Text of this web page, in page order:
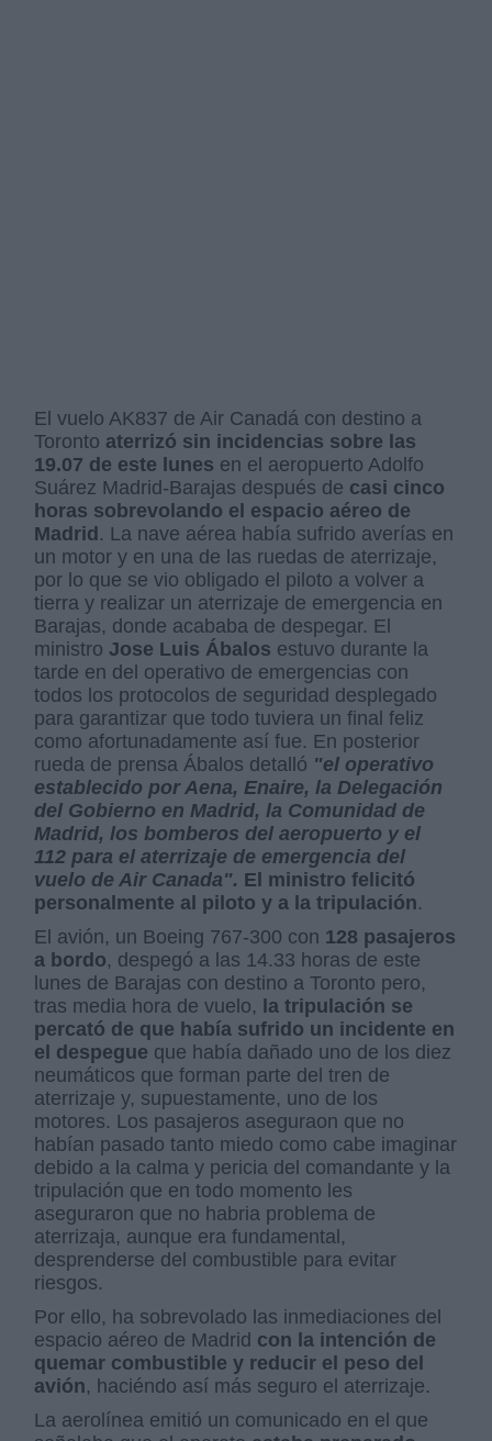
El vuelo AK837 de Air Canadá con destino a
Toronto aterrizó sin incidencias sobre las
19.07 de este lunes en el aeropuerto Adolfo
Suárez Madrid-Barajas después de casi cinco
horas sobrevolando el espacio aéreo de
Madrid . La nave aérea había sufrido averías en
un motor y en una de las ruedas de aterrizaje,
por lo que se vio obligado el piloto a volver a
tierra y realizar un aterrizaje de emergencia en
Barajas, donde acababa de despegar. El
ministro Jose Luis Ábalos estuvo durante la
tarde en del operativo de emergencias con
todos los protocolos de seguridad desplegado
para garantizar que todo tuviera un final feliz
como afortunadamente así fue. En posterior
rueda de prensa Ábalos detalló "el operativo
establecido por Aena, Enaire, la Delegación
del Gobierno en Madrid, la Comunidad de
Madrid, los bomberos del aeropuerto y el
112 para el aterrizaje de emergencia del
vuelo de Air Canada". El ministro felicitó
personalmente al piloto y a la tripulación.
El avión, un Boeing 767-300 con 128 pasajeros
a bordo, despegó a las 14.33 horas de este
lunes de Barajas con destino a Toronto pero,
tras media hora de vuelo,
la tripulación se
percató de que había sufrido un incidente en
el despegue que había dañado uno de los diez
neumáticos que forman parte del tren de
aterrizaje y, supuestamente, uno de los
motores. Los pasajeros aseguraon que no
habían pasado tanto miedo como cabe imaginar
debido a la calma y pericia del comandante y la
tripulación que en todo momento les
aseguraron que no habria problema de
aterrizaja, aunque era fundamental,
desprenderse del combustible para evitar
riesgos.
Por ello, ha sobrevolado las inmediaciones del
espacio aéreo de Madrid con la intención de
quemar combustible y reducir el peso del
avión, haciéndo así más seguro el aterrizaje.
La aerolínea emitió un comunicado en el que